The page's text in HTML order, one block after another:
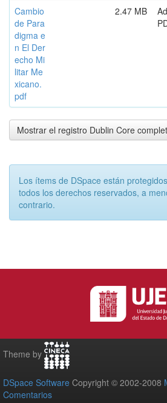
Cambio
de Para
digma e
n El Der
echo Mi
litar Me
xicano.
pdf
2.47 MB
Mostrar el registro Dublin Core
Los ítems de DSpace están
todos los derechos reservados, a
contrario.
Theme by
DSpace Software Copyright © 2002-2008
Comentarios